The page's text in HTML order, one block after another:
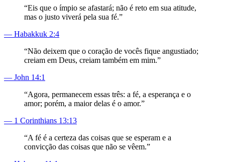
“Eis que o ímpio se afastará; não é reto em sua atitude,
mas o justo viverá pela sua fé.”
— Habakkuk 2:4
“Não deixem que o coração de vocês fique angustiado;
creiam em Deus, creiam também em mim.”
— John 14:1
“Agora, permanecem essas três: a fé, a esperança e o
amor; porém, a maior delas é o amor.”
— 1 Corinthians 13:13
“A fé é a certeza das coisas que se esperam e a
convicção das coisas que não se vêem.”